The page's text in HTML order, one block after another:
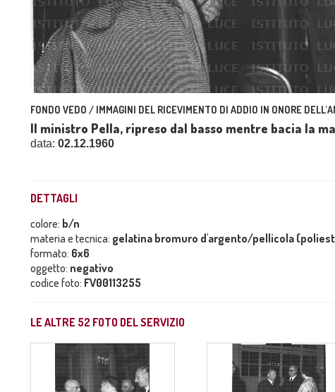
FONDO VEDO / IMMAGINI DEL RICEVIMENTO DI ADDIO IN ONORE
Il ministro Pella, ripreso dal basso mentre bacia la
data: 02.12.1960
DETTAGLI
colore: b/n
materia e tecnica: gelatina bromuro d'argento/pellicola
formato: 6x6
oggetto: negativo
codice foto: FV00113255
LE ALTRE 52 FOTO DEL SERVIZIO